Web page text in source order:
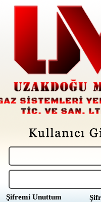
Şifremi Unuttum